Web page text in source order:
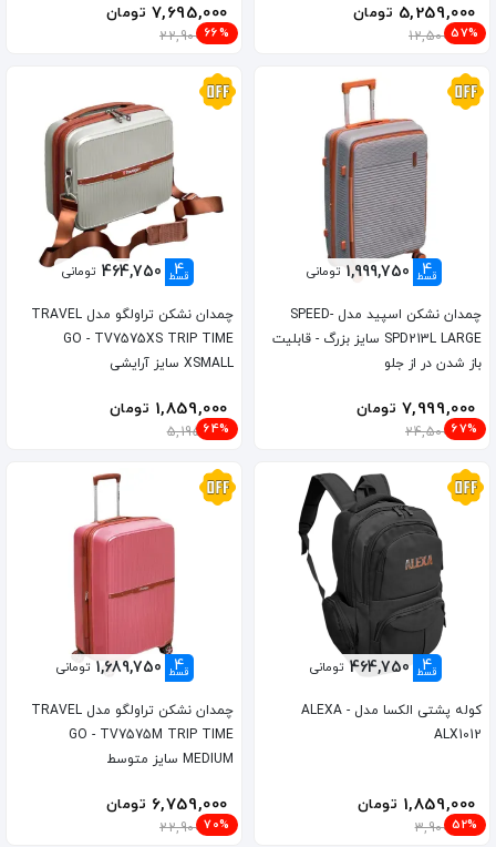
5,259,000 تومان
12,500,000
57%
7,695,000 تومان
22,900,000
66%
4
قسط 1,999,750 تومانی
چمدان نشکن اسپید مدل SPEED-
SPD213L LARGE سایز بزرگ - قابلیت
باز شدن در از جلو
7,999,000 تومان
24,500,000
67%
4
قسط 464,750 تومانی
چمدان نشکن تراولگو مدل TRAVEL
GO - TV7575XS TRIP TIME
XSMALL سایز آرایشی
1,859,000 تومان
5,195,000
64%
4
قسط 464,750 تومانی
کوله پشتی الکسا مدل ALEXA -
ALX1012
1,859,000 تومان
3,900,000
52%
4
قسط 1,689,750 تومانی
چمدان نشکن تراولگو مدل TRAVEL
GO - TV7575M TRIP TIME
MEDIUM سایز متوسط
6,759,000 تومان
22,900,000
70%